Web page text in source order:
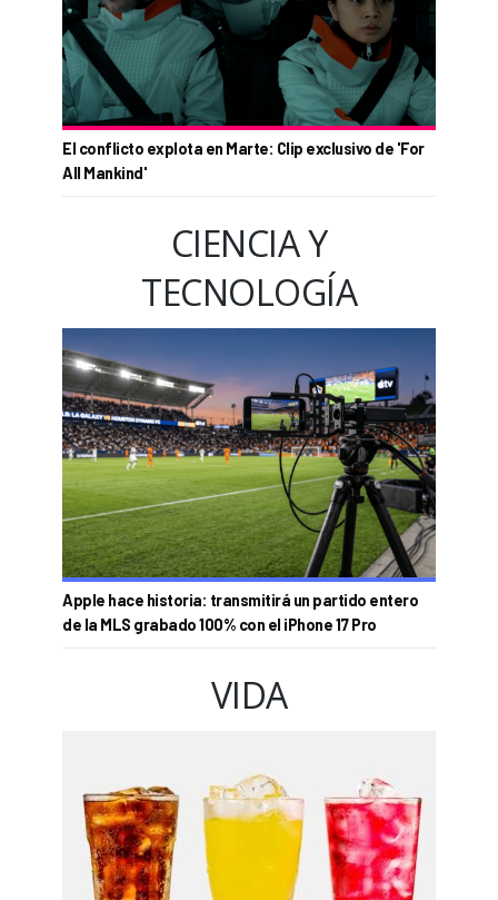
El conflicto explota en Marte: Clip exclusivo de 'For
All Mankind'
CIENCIA Y
TECNOLOGÍA
Apple hace historia: transmitirá un partido entero
de la MLS grabado 100% con el iPhone 17 Pro
VIDA